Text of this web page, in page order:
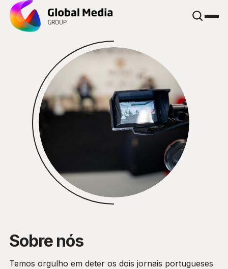
Sobre nós
Temos orgulho em deter os dois jornais portugueses